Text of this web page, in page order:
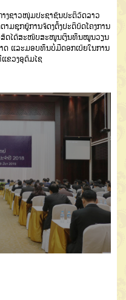
ງຊາວໜຸ່ມປະຊາຊົນປະຕິວັດລາວ
ມຊຸກຍູ້ການຈັດງຕັ້ງປະຕິບັດໂຄງການ
ສັດໄດ້ສະໜັບສະໜູນເງິນທຶນໝູນວຽນ
ດ ແລະມອບທຶນບໍ່ມີດອກເບ້ຍໃນການ
ຂວງອຸດົມໄຊ